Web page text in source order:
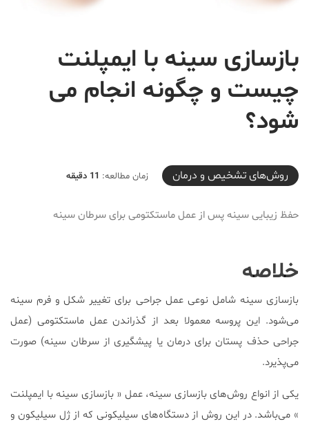
بازسازی سینه با ایمپلنت
چیست و چگونه انجام می
شود؟
2020-07-13T22:47:09+04:30
روش‌های تشخیص و درمان زمان مطالعه: 11 دقیقه
حفظ زیبایی سینه پس از عمل ماستکتومی برای سرطان سینه
خلاصه
بازسازی سینه شامل نوعی عمل جراحی برای تغییر شکل و فرم سینه
می‌شود. این پروسه معمولا بعد از گذراندن عمل ماستکتومی (عمل
جراحی حذف پستان برای درمان یا پیشگیری از سرطان سینه) صورت
می‌پذیرد.
یکی از انواع روش‌های بازسازی سینه، عمل « بازسازی سینه با ایمپلنت
» می‌باشد. در این روش از دستگاه‌های سیلیکونی که از ژل سیلیکون و